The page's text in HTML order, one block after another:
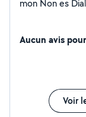
mon Non es
Aucun avis
Voir